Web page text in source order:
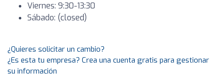
Viernes: 9:30-13:30
Sábado: (closed)
¿Quieres solicitar un cambio?
¿Es esta tu empresa? Crea una cuenta gratis para gestionar
su información